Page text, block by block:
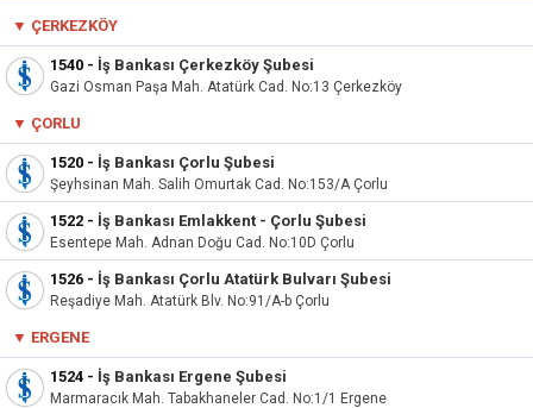
▼ ÇERKEZKÖY
1540 - İş Bankası Çerkezköy Şubesi
Gazi Osman Paşa Mah. Atatürk Cad. No:13 Çerkezköy
▼ ÇORLU
1520 - İş Bankası Çorlu Şubesi
Şeyhsinan Mah. Salih Omurtak Cad. No:153/A Çorlu
1522 - İş Bankası Emlakkent - Çorlu Şubesi
Esentepe Mah. Adnan Doğu Cad. No:10D Çorlu
1526 - İş Bankası Çorlu Atatürk Bulvarı Şubesi
Reşadiye Mah. Atatürk Blv. No:91/A-b Çorlu
▼ ERGENE
1524 - İş Bankası Ergene Şubesi
Marmaracık Mah. Tabakhaneler Cad. No:1/1 Ergene